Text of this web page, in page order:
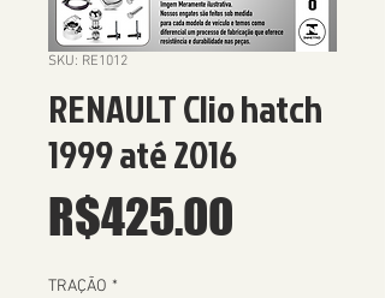
SKU: RE1012
RENAULT Clio hatch
1999 até 2016
R$425.00
TRAÇÃO *